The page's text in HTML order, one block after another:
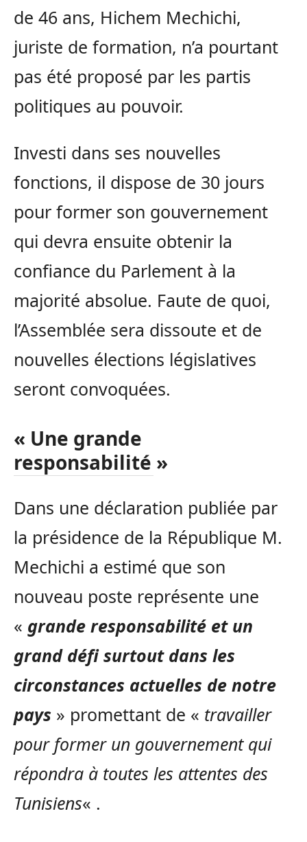
de 46 ans, Hichem Mechichi,
juriste de formation, n’a pourtant
pas été proposé par les partis
politiques au pouvoir.
Investi dans ses nouvelles
fonctions, il dispose de 30 jours
pour former son gouvernement
qui devra ensuite obtenir la
confiance du Parlement à la
majorité absolue. Faute de quoi,
l’Assemblée sera dissoute et de
nouvelles élections législatives
seront convoquées.
« Une grande
responsabilité »
Dans une déclaration publiée par
la présidence de la République M.
Mechichi a estimé que son
nouveau poste représente une
« grande responsabilité et un
grand défi surtout dans les
circonstances actuelles de notre
pays » promettant de « travailler
pour former un gouvernement qui
répondra à toutes les attentes des
Tunisiens« .